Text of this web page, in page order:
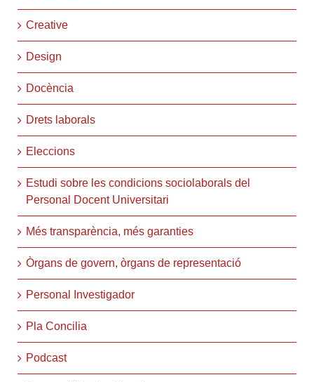
Creative
Design
Docència
Drets laborals
Eleccions
Estudi sobre les condicions sociolaborals del
Personal Docent Universitari
Més transparència, més garanties
Òrgans de govern, òrgans de representació
Personal Investigador
Pla Concilia
Podcast